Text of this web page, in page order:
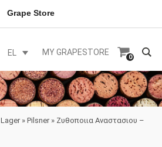
Grape Store
EL MY GRAPESTORE
0
Lager» Pilsner» Ζυθοποιια Αναστασιου –